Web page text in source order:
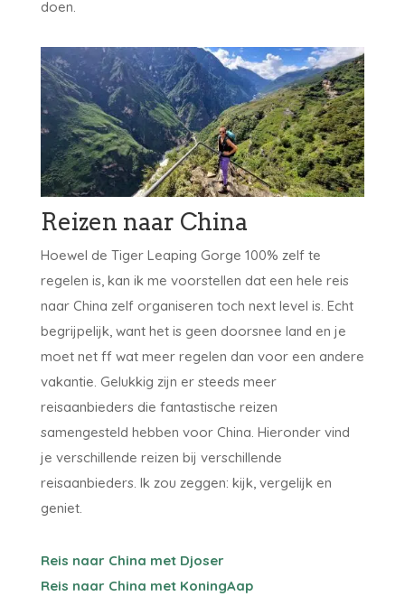
doen.
Reizen naar China
Hoewel de Tiger Leaping Gorge 100% zelf te
regelen is, kan ik me voorstellen dat een hele reis
naar China zelf organiseren toch next level is. Echt
begrijpelijk, want het is geen doorsnee land en je
moet net ff wat meer regelen dan voor een andere
vakantie. Gelukkig zijn er steeds meer
reisaanbieders die fantastische reizen
samengesteld hebben voor China. Hieronder vind
je verschillende reizen bij verschillende
reisaanbieders. Ik zou zeggen: kijk, vergelijk en
geniet.
Reis naar China met Djoser
Reis naar China met KoningAap